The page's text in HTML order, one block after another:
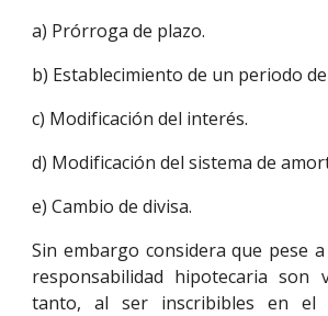
a) Prórroga de plazo.
b) Establecimiento de un periodo
c) Modificación del interés.
d) Modificación del sistema de
e) Cambio de divisa.
Sin embargo considera que pese
responsabilidad hipotecaria son
tanto, al ser inscribibles en el